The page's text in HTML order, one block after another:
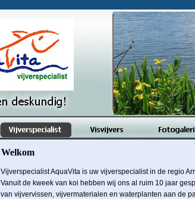
Welkom
Vijverspecialist AquaVita is uw vijverspecialist in de regio
Vanuit de kweek van koi hebben wij ons al ruim 10 jaar
van vijvervissen, vijvermaterialen en waterplanten aan de